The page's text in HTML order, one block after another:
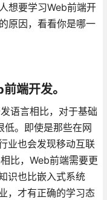
想要学习Web前端开
原因，看看你是哪一
端开发。
语言相比，对于基础
低。即使是那些在网
业也会发现移动互联
比，Web前端需要更
识也比嵌入式系统
，才有正确的学习态